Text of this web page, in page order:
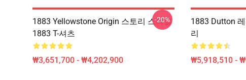
1883 Yellowstone Origin 스토리 스타일
1883 T-셔츠
₩3,651,700 - ₩4,202,900
-20%
1883 Dutton
리
₩5,918,510 -